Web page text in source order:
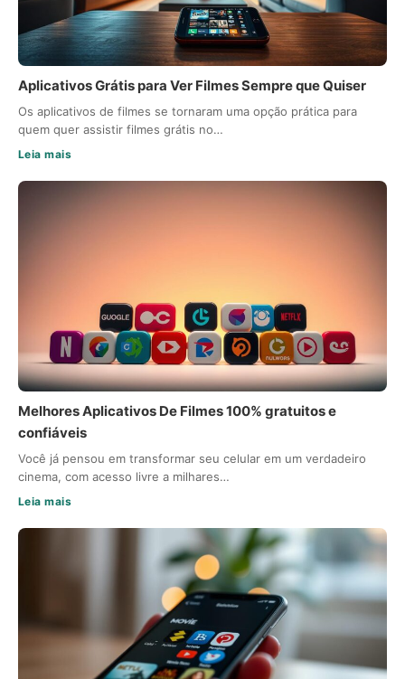
Aplicativos Grátis para Ver Filmes Sempre que Quiser
Os aplicativos de filmes se tornaram uma opção prática para
quem quer assistir filmes grátis no…
Leia mais
Melhores Aplicativos De Filmes 100% gratuitos e
confiáveis
Você já pensou em transformar seu celular em um verdadeiro
cinema, com acesso livre a milhares…
Leia mais